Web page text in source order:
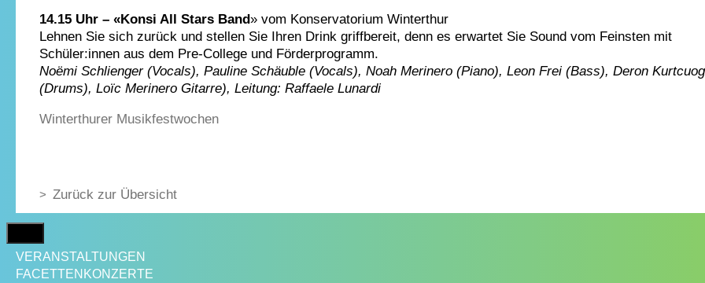
14.15 Uhr – «Konsi All Stars Band» vom Konservatorium Winterthur
Lehnen Sie sich zurück und stellen Sie Ihren Drink griffbereit, denn es erwartet Sie Sound vom Feinsten mit
Schüler:innen aus dem Pre-College und Förderprogramm.
Noëmi Schlienger (Vocals), Pauline Schäuble (Vocals), Noah Merinero (Piano), Leon Frei (Bass), Deron
(Drums), Loïc Merinero Gitarre), Leitung: Raffaele Lunardi
Winterthurer Musikfestwochen
Zurück zur Übersicht
VERANSTALTUNGEN
FACETTENKONZERTE